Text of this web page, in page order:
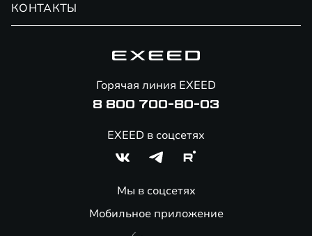
Сервис
Помощь на дорогах
КОНТАКТЫ
Мобильное приложение
Горячая линия EXEED
8 800 700-80-03
EXEED в соцсетях
Мы в соцсетях